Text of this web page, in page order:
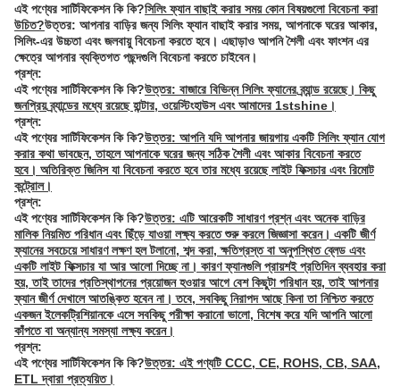
এই পণ্যের সার্টিফিকেশন কি কি?সিলিং ফ্যান বাছাই করার সময় কোন বিষয়গুলো বিবেচনা করা
উচিত?উত্তর: আপনার বাড়ির জন্য সিলিং ফ্যান বাছাই করার সময়, আপনাকে ঘরের আকার,
সিলিং-এর উচ্চতা এবং জলবায়ু বিবেচনা করতে হবে। এছাড়াও আপনি শৈলী এবং ফাংশন এর
ক্ষেত্রে আপনার ব্যক্তিগত পছন্দগুলি বিবেচনা করতে চাইবেন।
প্রশ্ন:
এই পণ্যের সার্টিফিকেশন কি কি?উত্তর: বাজারে বিভিন্ন সিলিং ফ্যানের ব্র্যান্ড রয়েছে। কিছু
জনপ্রিয় ব্র্যান্ডের মধ্যে রয়েছে হান্টার, ওয়েস্টিংহাউস এবং আমাদের 1stshine।
প্রশ্ন:
এই পণ্যের সার্টিফিকেশন কি কি?উত্তর: আপনি যদি আপনার জায়গায় একটি সিলিং ফ্যান যোগ
করার কথা ভাবছেন, তাহলে আপনাকে ঘরের জন্য সঠিক শৈলী এবং আকার বিবেচনা করতে
হবে। অতিরিক্ত জিনিস যা বিবেচনা করতে হবে তার মধ্যে রয়েছে লাইট ফিক্সচার এবং রিমোট
কন্ট্রোল।
প্রশ্ন:
এই পণ্যের সার্টিফিকেশন কি কি?উত্তর: এটি আরেকটি সাধারণ প্রশ্ন এবং অনেক বাড়ির
মালিক নিয়মিত পরিধান এবং ছিঁড়ে যাওয়া লক্ষ্য করতে শুরু করলে জিজ্ঞাসা করেন। একটি জীর্ণ
ফ্যানের সবচেয়ে সাধারণ লক্ষণ হল টলানো, শব্দ করা, ক্ষতিগ্রস্ত বা অনুপস্থিত ব্লেড এবং
একটি লাইট ফিক্সচার যা আর আলো দিচ্ছে না। কারণ ফ্যানগুলি প্রায়শই প্রতিদিন ব্যবহার করা
হয়, তাই তাদের প্রতিস্থাপনের প্রয়োজন হওয়ার আগে বেশ কিছুটা পরিধান হয়, তাই আপনার
ফ্যান জীর্ণ দেখালে আতঙ্কিত হবেন না। তবে, সবকিছু নিরাপদ আছে কিনা তা নিশ্চিত করতে
একজন ইলেকট্রিশিয়ানকে এসে সবকিছু পরীক্ষা করানো ভালো, বিশেষ করে যদি আপনি আলো
কাঁপতে বা অন্যান্য সমস্যা লক্ষ্য করেন।
প্রশ্ন:
এই পণ্যের সার্টিফিকেশন কি কি?উত্তর: এই পণ্যটি CCC, CE, ROHS, CB, SAA,
ETL দ্বারা প্রত্যয়িত।